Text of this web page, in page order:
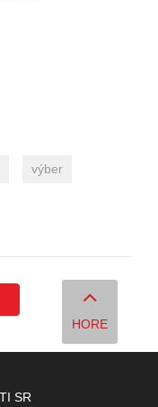
výber
HORE
SR